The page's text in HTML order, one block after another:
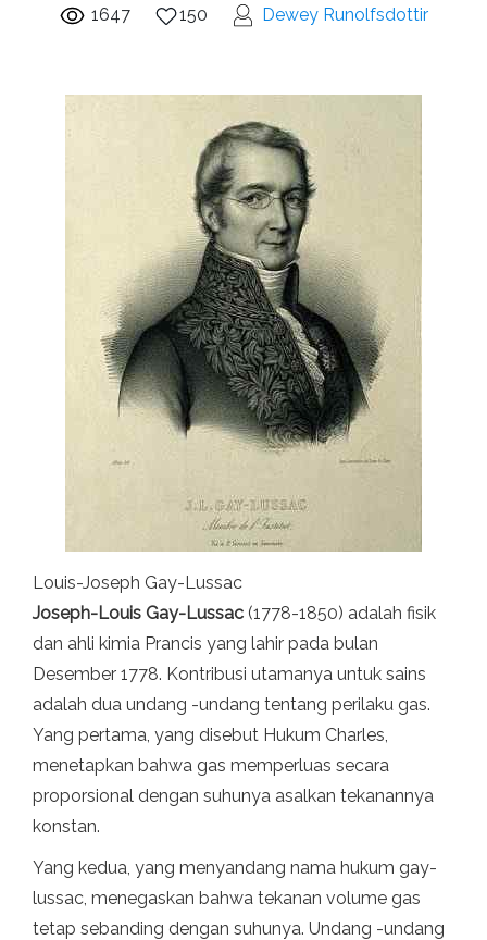
1647 150 Dewey Runolfsdottir
Louis-Joseph Gay-Lussac
Joseph-Louis Gay-Lussac (1778-1850) adalah fisik
dan ahli kimia Prancis yang lahir pada bulan
Desember 1778. Kontribusi utamanya untuk sains
adalah dua undang -undang tentang perilaku gas.
Yang pertama, yang disebut Hukum Charles,
menetapkan bahwa gas memperluas secara
proporsional dengan suhunya asalkan tekanannya
konstan.
Yang kedua, yang menyandang nama hukum gay-
lussac, menegaskan bahwa tekanan volume gas
tetap sebanding dengan suhunya. Undang -undang